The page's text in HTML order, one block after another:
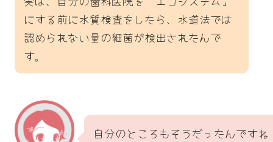
にする前に水質検査をしたら、水道法では
認められない量の細菌が検出されたんで
す。
自分のところもそうだったんですね